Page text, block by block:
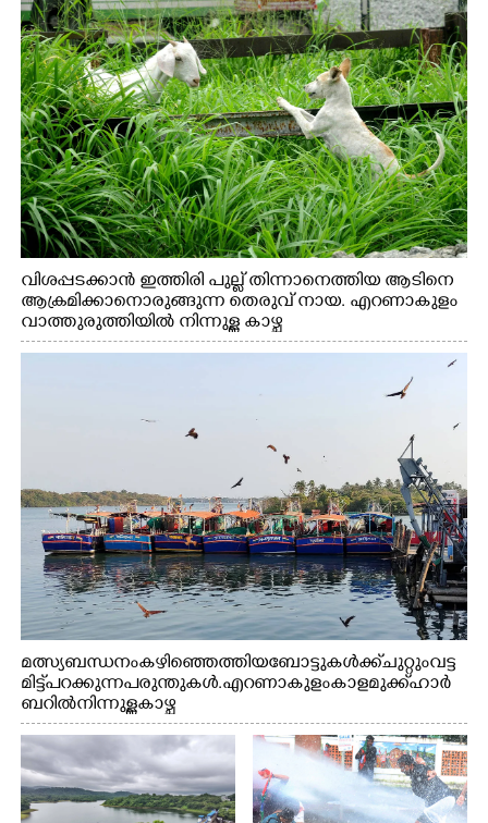
വിശപ്പടക്കാൻ ഇത്തിരി പുല്ല് തിന്നാനെത്തിയ ആടിനെ
ആക്രമിക്കാനൊരുങ്ങുന്ന തെരുവ് നായ. എറണാകുളം
വാത്തുരുത്തിയിൽ നിന്നുള്ള കാഴ്ച
മത്സ്യബന്ധനം കഴിഞ്ഞെത്തിയ ബോട്ടുകൾക്ക് ചുറ്റും വട്ട
മിട്ട് പറക്കുന്ന പരുന്തുകൾ. എറണാകുളം കാളമുക്ക് ഹാർ
ബറിൽ നിന്നുള്ള കാഴ്ച